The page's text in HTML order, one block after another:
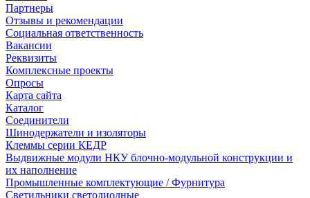
Партнеры
Отзывы и рекомендации
Социальная ответственность
Вакансии
Реквизиты
Комплексные проекты
Опросы
Карта сайта
Каталог
Соединители
Шинодержатели и изоляторы
Клеммы серии КЕДР
Выдвижные модули НКУ блочно-модульной конструкции и
их наполнение
Промышленные комплектующие / Фурнитура
Светильники светодиодные